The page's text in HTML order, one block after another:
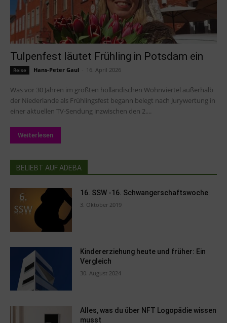
Tulpenfest läutet Frühling in Potsdam ein
Reise Hans-Peter Gaul 16. April 2026
Was vor 30 Jahren im größten holländischen Wohnviertel außerhalb
der Niederlande als Frühlingsfest begann belegt nach Jurywertung in
einer aktuellen TV-Sendung inzwischen den 2....
Weiterlesen
BELIEBT AUF ADEBA
16. SSW -16. Schwangerschaftswoche
3. Oktober 2019
Kindererziehung heute und früher: Ein
Vergleich
30. August 2024
Alles, was du über NFT Logopädie wissen
musst